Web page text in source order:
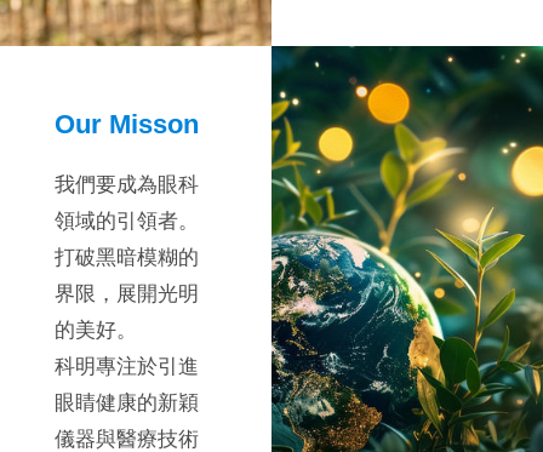
Our Misson
我們要成為眼科
領域的引領者。
打破黑暗模糊的
界限，展開光明
的美好。
科明專注於引進
眼睛健康的新穎
儀器與醫療技術